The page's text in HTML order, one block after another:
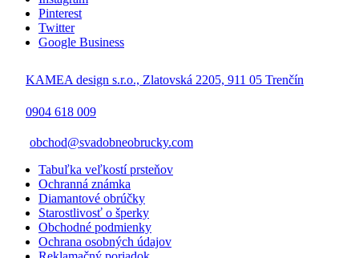
Pinterest
Twitter
Google Business
KAMEA design s.r.o., Zlatovská 2205, 911 05 Trenčín
0904 618 009
obchod@svadobneobrucky.com
Tabuľka veľkostí prsteňov
Ochranná známka
Diamantové obrúčky
Starostlivosť o šperky
Obchodné podmienky
Ochrana osobných údajov